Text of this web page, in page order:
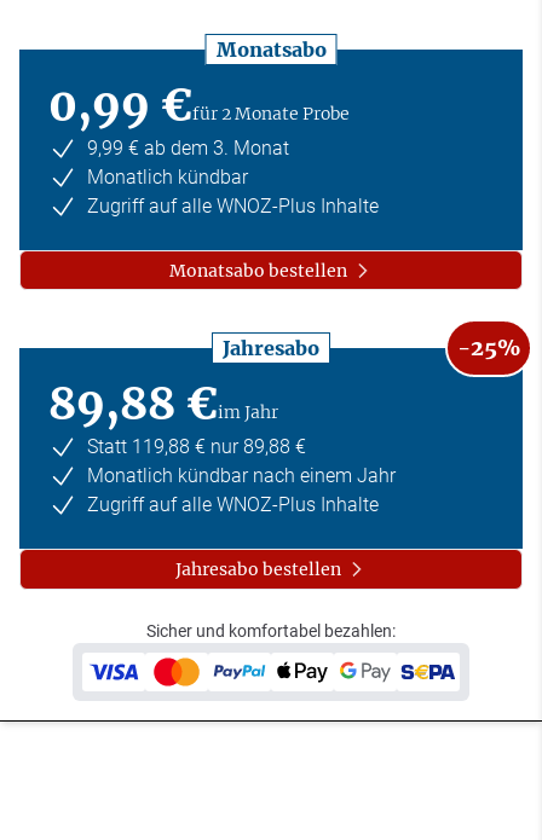
Monatsabo
0,99 €für 2 Monate Probe
9,99 € ab dem 3. Monat
Monatlich kündbar
Zugriff auf alle WNOZ-Plus Inhalte
Monatsabo bestellen
Jahresabo -25%
89,88 €im Jahr
Statt 119,88 € nur 89,88 €
Monatlich kündbar nach einem Jahr
Zugriff auf alle WNOZ-Plus Inhalte
Jahresabo bestellen
Sicher und komfortabel bezahlen: